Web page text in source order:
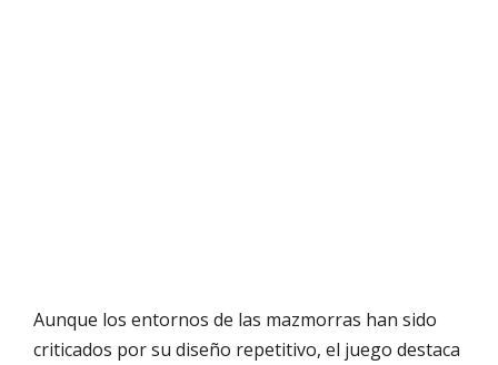
Aunque los entornos de las mazmorras han sido
criticados por su diseño repetitivo, el juego destaca